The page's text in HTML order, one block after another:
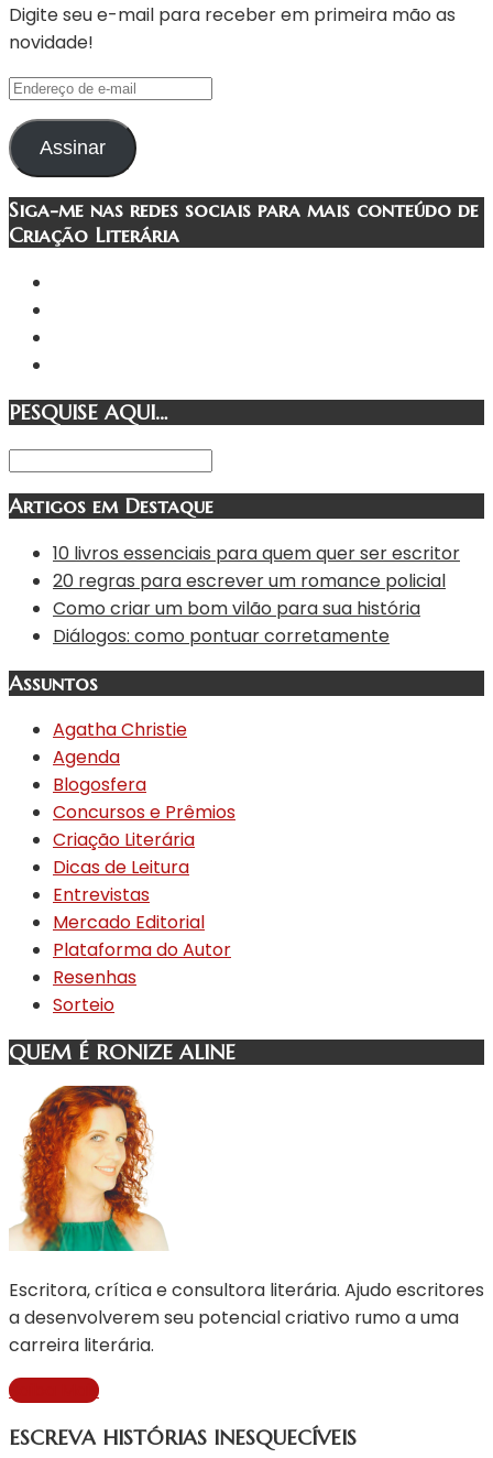
Digite seu e-mail para receber em primeira mão as
novidade!
Endereço
de
e-
mail
Assinar
Siga-me nas redes sociais para mais conteúdo de
Criação Literária
PESQUISE AQUI…
Artigos em Destaque
10 livros essenciais para quem quer ser escritor
20 regras para escrever um romance policial
Como criar um bom vilão para sua história
Diálogos: como pontuar corretamente
Assuntos
Agatha Christie
Agenda
Blogosfera
Concursos e Prêmios
Criação Literária
Dicas de Leitura
Entrevistas
Mercado Editorial
Plataforma do Autor
Resenhas
Sorteio
QUEM É RONIZE ALINE
Escritora, crítica e consultora literária. Ajudo escritores
a desenvolverem seu potencial criativo rumo a uma
carreira literária.
Saiba Mais
ESCREVA HISTÓRIAS INESQUECÍVEIS